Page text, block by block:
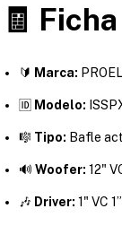
🧾
🔰 Marca: PROEL
🆔 Modelo:
🎼 Tipo: Bafle
🔊 Woofer: 12"
🎶 Driver: 1" VC 1”